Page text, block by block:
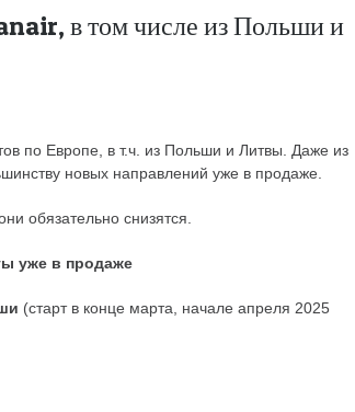
в том числе из Польши и
по Европе, в т.ч. из Польши и Литвы. Даже из
новых направлений уже в продаже.
обязательно снизятся.
уже в продаже
(старт в конце марта, начале апреля 2025